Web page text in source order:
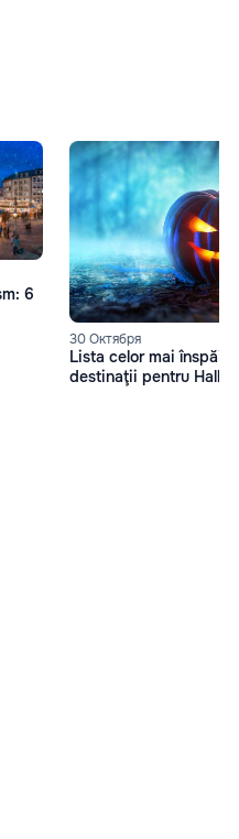
6
30 Октября
Lista celor mai
destinaţii pentru